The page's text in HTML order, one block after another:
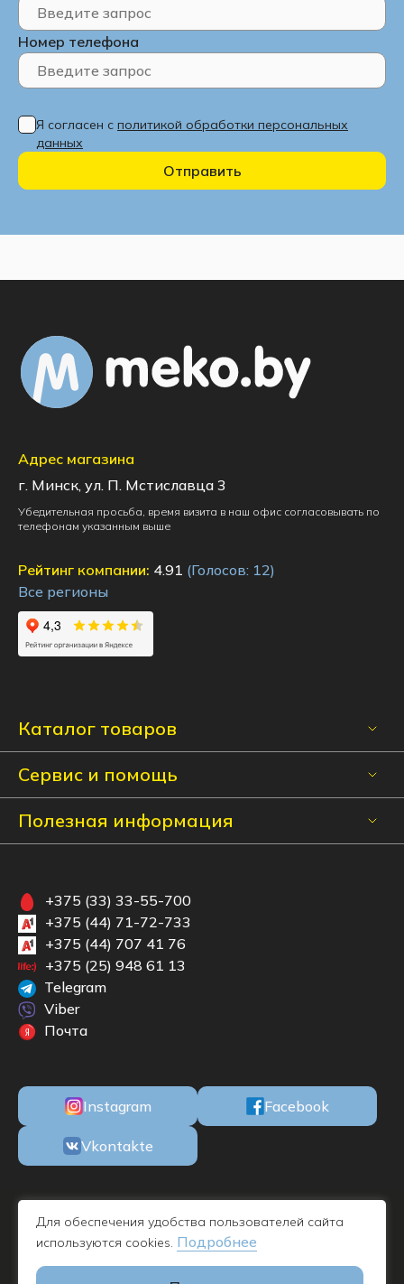
Номер телефона
Я согласен с политикой обработки персональных
данных
Отправить
Каталог товаров
Сервис и помощь
Полезная информация
Адрес магазина
г. Минск, ул. П. Мстиславца 3
Убедительная просьба, время визита в наш офис согласовывать по
телефонам указанным выше
Рейтинг компании: 4.91 (Голосов: 12)
Все регионы
+375 (33) 33-55-700
+375 (44) 71-72-733
+375 (44) 707 41 76
+375 (25) 948 61 13
Telegram
Viber
Почта
Instagram Facebook
Vkontakte
Для обеспечения удобства пользователей сайта
используются cookies. Подробнее
ООО «БКМЕБЕЛЬ» Республика Беларусь, 220100, г. Минск, ул. М.
Богдановича, 78, пом. 1Н офис 11, УНП 192732019 - дата